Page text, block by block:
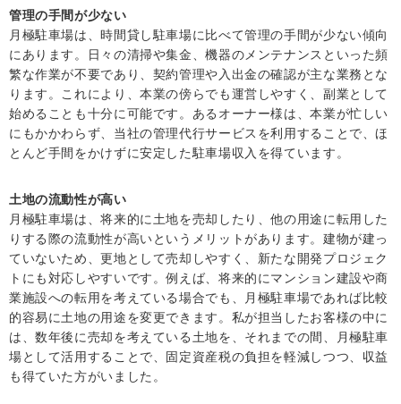
管理の手間が少ない
月極駐車場は、時間貸し駐車場に比べて管理の手間が少ない傾向
にあります。日々の清掃や集金、機器のメンテナンスといった頻
繁な作業が不要であり、契約管理や入出金の確認が主な業務とな
ります。これにより、本業の傍らでも運営しやすく、副業として
始めることも十分に可能です。あるオーナー様は、本業が忙しい
にもかかわらず、当社の管理代行サービスを利用することで、ほ
とんど手間をかけずに安定した駐車場収入を得ています。
土地の流動性が高い
月極駐車場は、将来的に土地を売却したり、他の用途に転用した
りする際の流動性が高いというメリットがあります。建物が建っ
ていないため、更地として売却しやすく、新たな開発プロジェク
トにも対応しやすいです。例えば、将来的にマンション建設や商
業施設への転用を考えている場合でも、月極駐車場であれば比較
的容易に土地の用途を変更できます。私が担当したお客様の中に
は、数年後に売却を考えている土地を、それまでの間、月極駐車
場として活用することで、固定資産税の負担を軽減しつつ、収益
も得ていた方がいました。